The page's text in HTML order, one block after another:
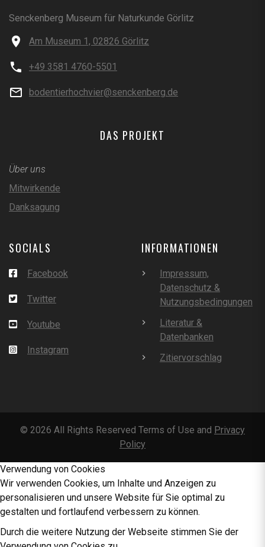
Senckenberg Museum für Naturkunde Görlitz
Am Museum 1, 02826 Görlitz
+49 3581 4760-5501
bodentierhochvier@senckenberg.de
DAS PROJEKT
Über uns
Mitwirkende
Danksagung
SOCIALS
Facebook
Twitter
Youtube
Instagram
INFORMATIONEN
Impressum,
Datenschutz &
Nutzungsbedingungen
Literatur &
Datenbanken
Zitiervorschlag
© 2026 All Rights Reserved Terms of Use and Privacy
Policy
Verwendung von Cookies
Wir verwenden Cookies, um Inhalte und Anzeigen zu
personalisieren und unsere Website für Sie optimal zu
gestalten und fortlaufend verbessern zu können.
Durch die weitere Nutzung der Webseite stimmen Sie der